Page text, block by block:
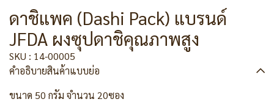
ดาชิแพค (Dashi Pack) แบรนด์
JFDA ผงซุปดาชิคุณภาพสูง
SKU : 14-00005
คำอธิบายสินค้าแบบย่อ
ขนาด 50 กรัม จำนวน 20ซอง